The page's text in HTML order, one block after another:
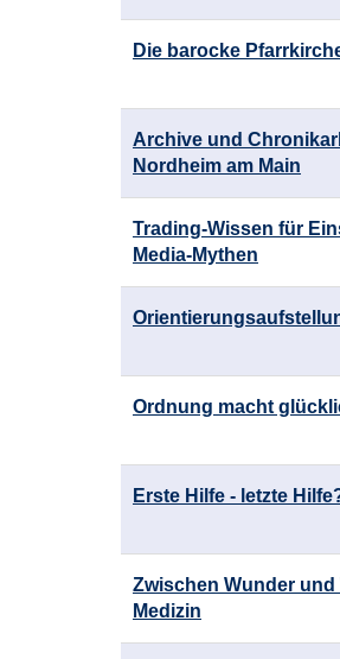
Die barocke
Archive und
Nordheim am Main
Trading-Wissen für
Media-Mythen
Ordnung macht
Erste Hilfe - letzte
Zwischen Wunder
Medizin